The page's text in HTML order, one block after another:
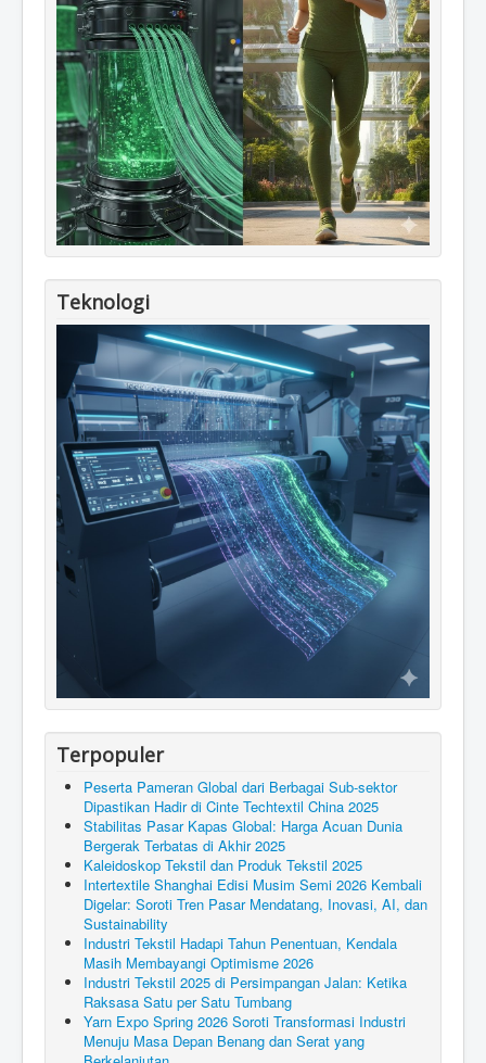
Teknologi
Terpopuler
Peserta Pameran Global dari Berbagai Sub-sektor
Dipastikan Hadir di Cinte Techtextil China 2025
Stabilitas Pasar Kapas Global: Harga Acuan Dunia
Bergerak Terbatas di Akhir 2025
Kaleidoskop Tekstil dan Produk Tekstil 2025
Intertextile Shanghai Edisi Musim Semi 2026 Kembali
Digelar: Soroti Tren Pasar Mendatang, Inovasi, AI, dan
Sustainability
Industri Tekstil Hadapi Tahun Penentuan, Kendala
Masih Membayangi Optimisme 2026
Industri Tekstil 2025 di Persimpangan Jalan: Ketika
Raksasa Satu per Satu Tumbang
Yarn Expo Spring 2026 Soroti Transformasi Industri
Menuju Masa Depan Benang dan Serat yang